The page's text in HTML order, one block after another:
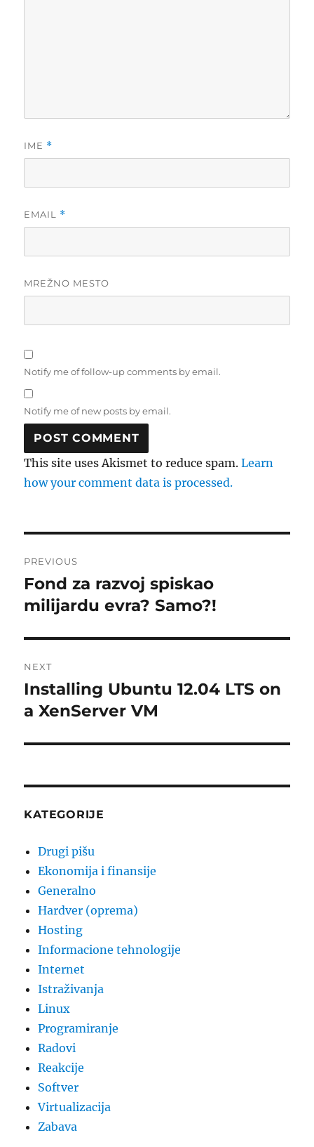
IME *
EMAIL *
MREŽNO MESTO
Notify me of follow-up comments by email.
Notify me of new posts by email.
This site uses Akismet to reduce spam.Learn
how your comment data is processed.
navigation
PREVIOUS
Previous
post:
Fond za razvoj spiskao
milijardu evra? Samo?!
NEXT
Next
post:
Installing Ubuntu 12.04 LTS on
a XenServer VM
KATEGORIJE
Drugi pišu
Ekonomija i finansije
Generalno
Hardver (oprema)
Hosting
Informacione tehnologije
Internet
Istraživanja
Linux
Programiranje
Radovi
Reakcije
Softver
Virtualizacija
Zabava